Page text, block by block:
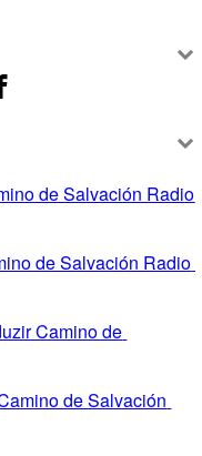
de Salvación Radio
de Salvación Radio
Camino de
de Salvación